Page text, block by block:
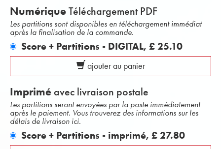
NumériqueTéléchargement PDF
Les partitions sont disponibles en téléchargement immédiat
après la finalisation de la commande.
Score + Partitions - DIGITAL, £ 25.10
ajouter au panier
Imprimé avec livraison postale
Les partitions seront envoyées par la poste immédiatement
après le paiement. Vous trouverez des informations sur les
délais de livraison ici.
Score + Partitions - imprimé, £ 27.80